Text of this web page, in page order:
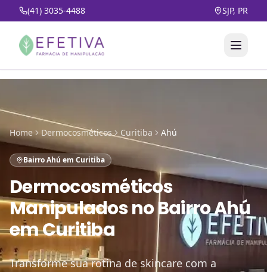
(41) 3035-4488 SJP, PR
Home Dermocosméticos Curitiba Ahú
Bairro Ahú em Curitiba
Dermocosméticos
ManipuladosnoBairro Ahú
em Curitiba
Transforme sua rotina de skincare com a